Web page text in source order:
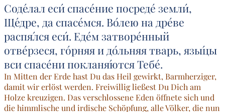
Соде́лал еси́ спасе́ние посреде́ земли́,
Ще́дре, да спасе́мся. Во́лею на дре́ве
распя́лся еси́. Еде́м затворе́нный
отве́рзеся, го́рняя и до́льняя тварь, язы́цы
вси спасе́ни покланя́ются Тебе́.
In Mitten der Erde hast Du das Heil gewirkt, Barmherziger,
damit wir erlöst werden. Freiwillig ließest Du Dich am
Holze kreuzigen. Das verschlossene Eden öffnete sich und
die himmlische und irdische Schöpfung, alle Völker, die nun